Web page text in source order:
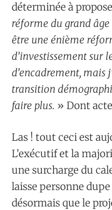
déterminée à
réforme du grand
être une énième
d’investissement sur
d’encadrement, mais
transition
faire plus. » Dont
Las ! tout ceci est
L’exécutif et la
une surcharge du
laisse personne
désormais que le